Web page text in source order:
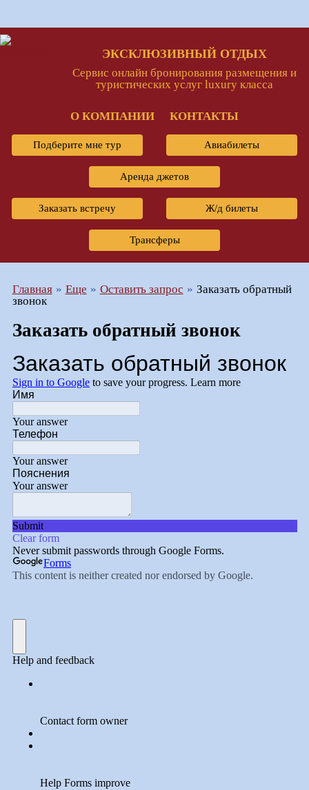
ЭКСКЛЮЗИВНЫЙ ОТДЫХ
Сервис онлайн бронирования размещения и
туристических услуг luxury класса
О КОМПАНИИ КОНТАКТЫ
Подберите мне тур Авиабилеты
Аренда джетов
Заказать встречу Ж/д билеты
Трансферы
Главная Еще Оставить запрос
Заказать обратный
звонок
Заказать обратный звонок